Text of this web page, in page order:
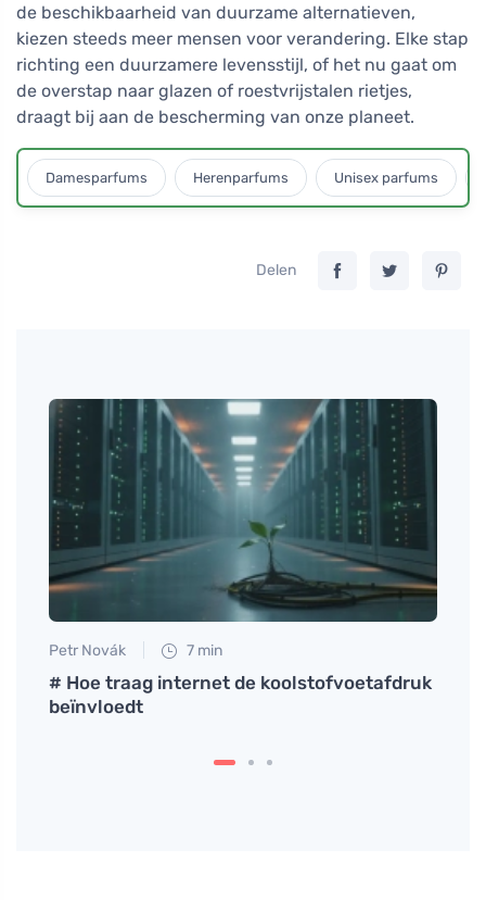
de beschikbaarheid van duurzame alternatieven,
kiezen steeds meer mensen voor verandering. Elke stap
richting een duurzamere levensstijl, of het nu gaat om
de overstap naar glazen of roestvrijstalen rietjes,
draagt bij aan de bescherming van onze planeet.
Damesparfums Herenparfums Unisex parfums
Delen
Petr Novák 7 min
# Hoe traag internet de koolstofvoetafdruk
beïnvloedt